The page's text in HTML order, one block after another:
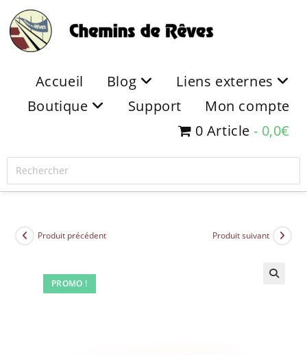
Accueil Blog
Liens externes
Boutique
Support
Mon compte
0 Article
0,0€
PROMO !
Produit précédent Produit suivant